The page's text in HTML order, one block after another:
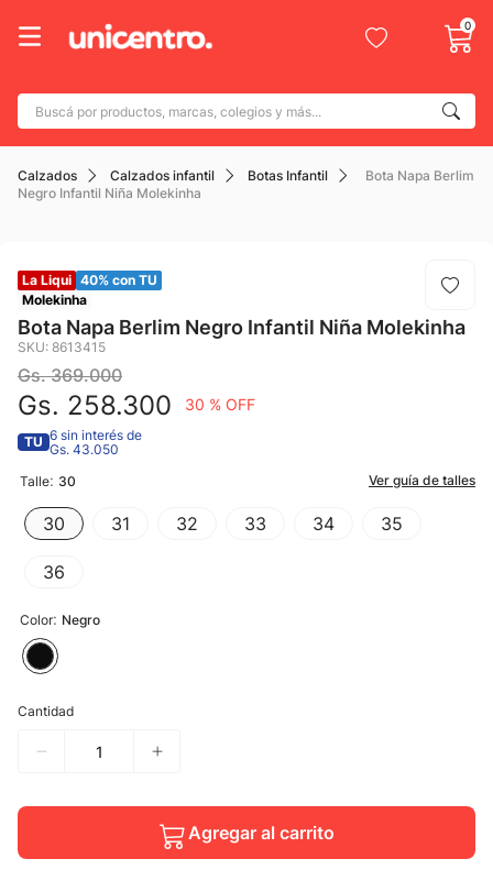
0
Buscá por productos, marcas, colegios y más...
Calzados Calzados infantil Botas Infantil
Bota Napa Berlim
Negro Infantil Niña Molekinha
La Liqui 40% con TU
Molekinha
Bota Napa Berlim Negro Infantil Niña Molekinha
SKU: 8613415
Gs. 369.000
Gs. 258.300 30 % OFF
TU 6 sin interés de
Gs. 43.050
Color: Negro
Talle: 30
30 31 32 33 34 35
36
Ver guía de talles
Cantidad
Agregar al carrito
Términos más buscados
1. adidas
4. botin
5. caterpillar
6. mochila
7. nike
8. todo terreno
9 .
10 calzado